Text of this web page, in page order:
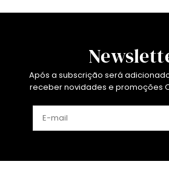
Após a subscrição será
receber novidades e promoções